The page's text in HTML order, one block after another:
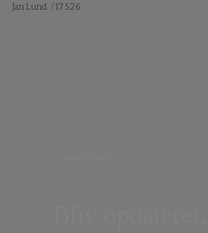
Jan Lund / 17.5.26